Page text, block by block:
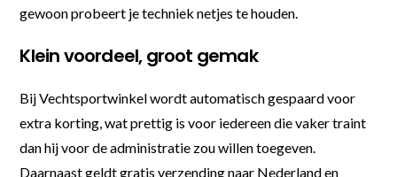
gewoon probeert je techniek netjes te houden.
Klein voordeel, groot gemak
Bij Vechtsportwinkel wordt automatisch gespaard voor
extra korting, wat prettig is voor iedereen die vaker traint
dan hij voor de administratie zou willen toegeven.
Daarnaast geldt gratis verzending naar Nederland en